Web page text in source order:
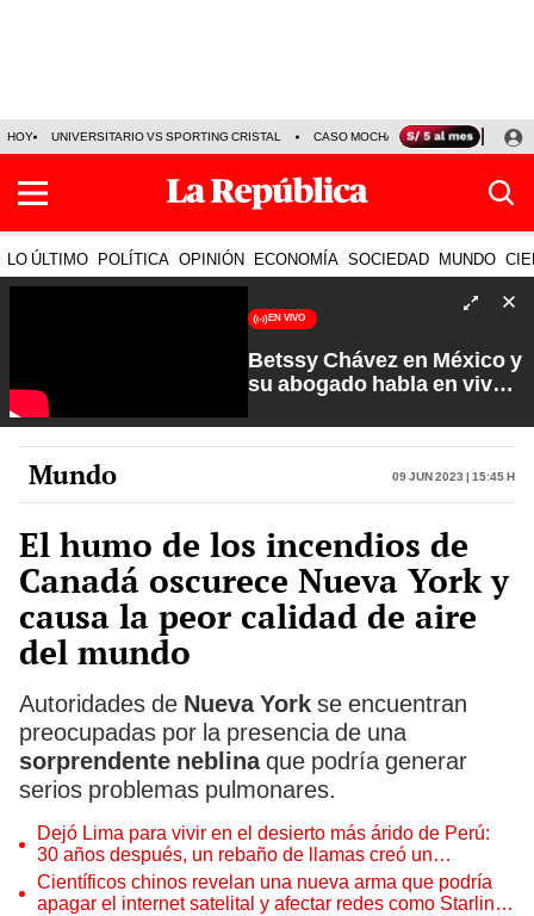
HOY UNIVERSITARIO VS SPORTING CRISTAL CASO MOCHASUELDOS
LO ÚLTIMO POLÍTICA OPINIÓN ECONOMÍA SOCIEDAD MUNDO
EN VIVO
Betssy Chávez en México y
su abogado habla en vivo |
Carlos Cornejo
Mundo 09 Jun 2023 | 15:45 h
El humo de los incendios de
Canadá oscurece Nueva York y
causa la peor calidad de aire
del mundo
Autoridades de Nueva York se encuentran
preocupadas por la presencia de una
sorprendente neblinaque podría generar
serios problemas pulmonares.
Dejó Lima para vivir en el desierto más árido de Perú:
30 años después, un rebaño de llamas creó un
sorprendente ecosistema
Científicos chinos revelan una nueva arma que podría
apagar el internet satelital y afectar redes como Starlink